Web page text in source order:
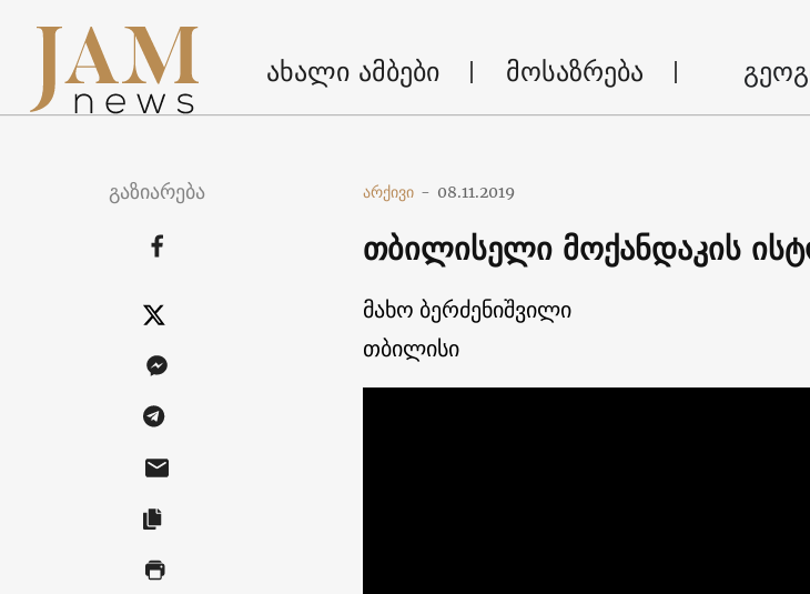
ახალი ამბები მოსაზრება
გაზიარება არქივი - 08.11.2019
თბილისელი მოქანდაკის
მახო ბერძენიშვილი
თბილისი